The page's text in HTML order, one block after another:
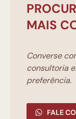
MAIS
Converse
consultoria
preferência.
FALE